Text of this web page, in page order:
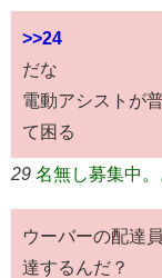
>>24
だな
電動アシストが
て困る
29 名無し募集中。
ウーバーの配達
達するんだ？